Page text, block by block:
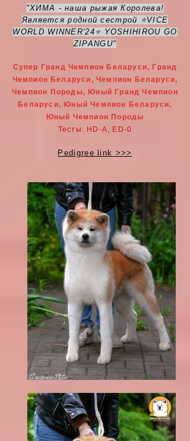
"ХИМА - наша рыжая Королева!
Является родной сестрой ⭐️VICE
WORLD WINNER'24⭐️ YOSHIHIROU GO
ZIPANGU"
Супер Гранд Чемпион Беларуси, Гранд
Чемпион Беларуси, Чемпион Беларуси,
Чемпион Породы, Юный Гранд Чемпион
Беларуси, Юный Чемпион Беларуси,
Юный Чемпион Породы
Тесты: HD-A, ED-0
Pedigree link >>>